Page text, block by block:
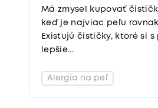
Má zmysel kupovať
keď je najviac peľu
Existujú čističky, ktoré si
lepšie...
Alergia na peľ